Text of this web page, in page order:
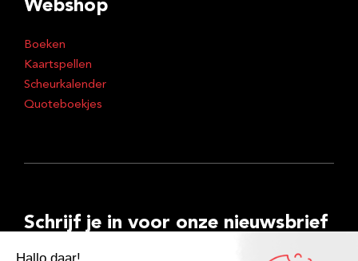
Webshop
Boeken
Kaartspellen
Scheurkalender
Quoteboekjes
Schrijf je in voor onze nieuwsbrief